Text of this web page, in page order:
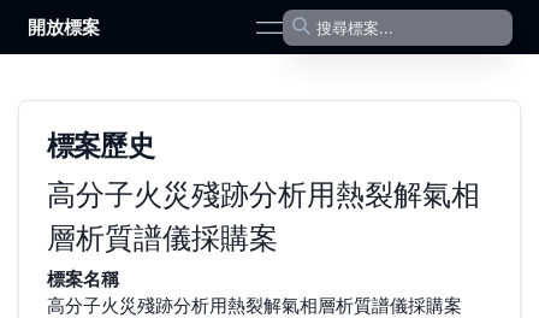
開放標案 open navigation menu
標案歷史
高分子火災殘跡分析用熱裂解氣相
層析質譜儀採購案
標案名稱
高分子火災殘跡分析用熱裂解氣相層析質譜儀採購案